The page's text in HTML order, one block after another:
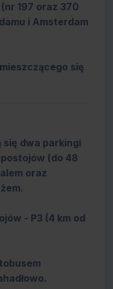
197 oraz 370
i Amsterdam
się
dwa parkingi
(do 48
oraz
- P3 (4 km od